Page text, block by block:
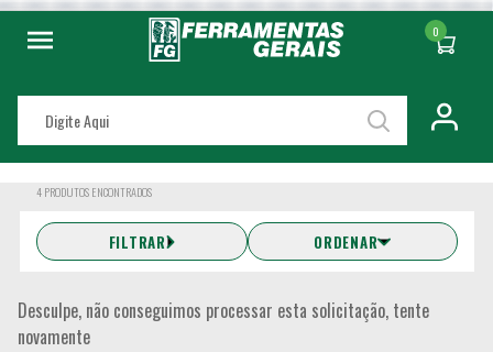
0
4 PRODUTOS ENCONTRADOS
FILTRAR ORDENAR
Desculpe, não conseguimos processar esta solicitação, tente
novamente